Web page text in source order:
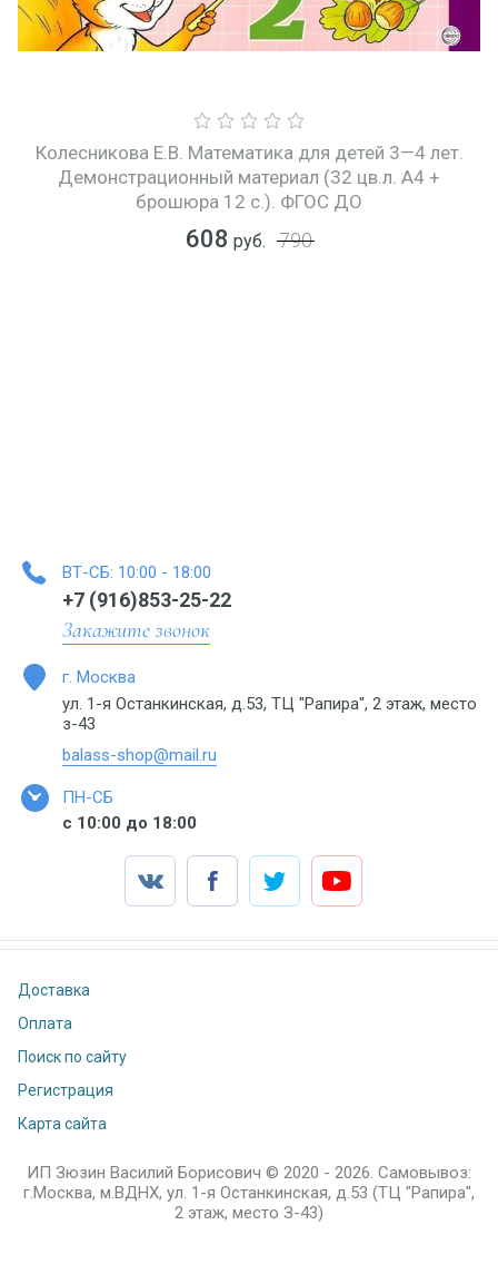
Колесникова Е.В. Математика для детей 3—4 лет.
Демонстрационный материал (32 цв.л. А4 +
брошюра 12 с.). ФГОС ДО
608 руб. 790
ВТ-СБ: 10:00 - 18:00
+7 (916)853-25-22
Закажите звонок
г. Москва
ул. 1-я Останкинская, д.53, ТЦ "Рапира", 2 этаж, место
з-43
balass-shop@mail.ru
ПН-СБ
с 10:00 до 18:00
Доставка
Оплата
Поиск по сайту
Регистрация
Карта сайта
ИП Зюзин Василий Борисович © 2020 - 2026. Самовывоз:
г.Москва, м.ВДНХ, ул. 1-я Останкинская, д.53 (ТЦ "Рапира",
2 этаж, место З-43)